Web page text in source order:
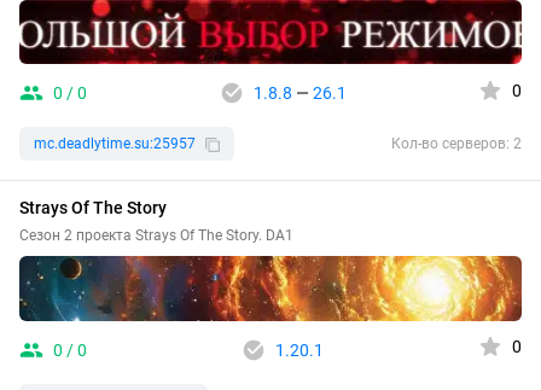
0 / 0 1.8.8 — 26.1 0
mc.deadlytime.su:25957 Кол-во серверов: 2
Strays Of The Story
Сезон 2 проекта Strays Of The Story. DA1
0 / 0 1.20.1 0